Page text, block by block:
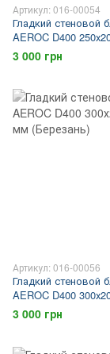
Артикул: 016-00054
Гладкий стеновой
AEROC D400
(Березань)
3 000 грн
Артикул: 016-00056
Гладкий стеновой
AEROC D400
(Березань)
3 000 грн